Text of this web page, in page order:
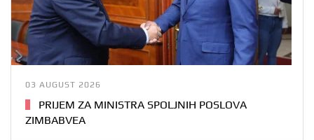
03 AUGUST 2026
PRIJEM ZA MINISTRA SPOLJNIH POSLOVA
ZIMBABVEA